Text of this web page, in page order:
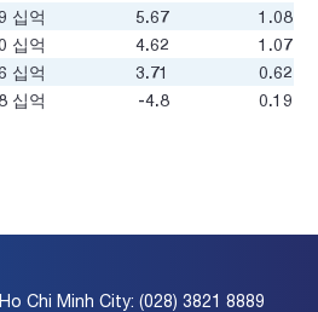
십억 5.67
1.08
십억 4.62
1.07
십억 3.71
0.62
십억 -4.8
0.19
십억 28.5 -
Chi Minh City: (028) 3821 8889